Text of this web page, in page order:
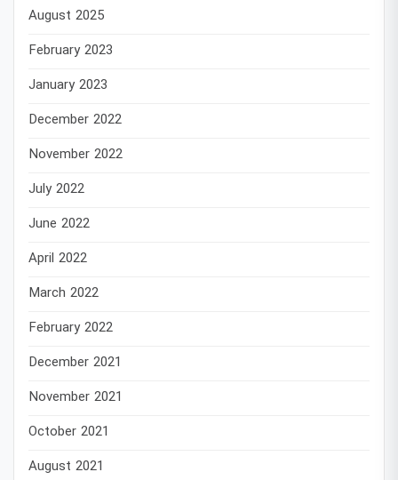
August 2025
February 2023
January 2023
December 2022
November 2022
July 2022
June 2022
April 2022
March 2022
February 2022
December 2021
November 2021
October 2021
August 2021